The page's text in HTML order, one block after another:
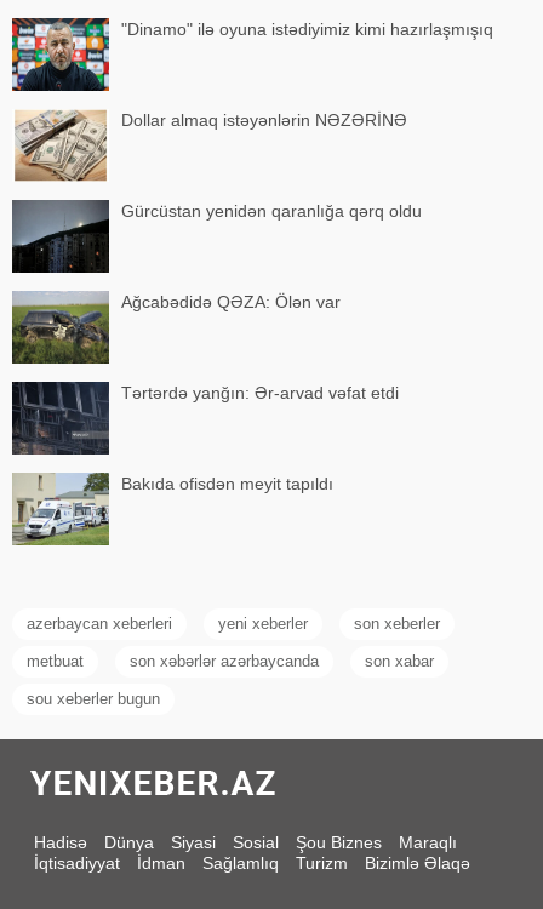
"Dinamo" ilə oyuna istədiyimiz kimi hazırlaşmışıq
Dollar almaq istəyənlərin NƏZƏRİNƏ
Gürcüstan yenidən qaranlığa qərq oldu
Ağcabədidə QƏZA: Ölən var
Tərtərdə yanğın: Ər-arvad vəfat etdi
Bakıda ofisdən meyit tapıldı
azerbaycan xeberleri yeni xeberler son xeberler
metbuat son xəbərlər azərbaycanda son xabar
sou xeberler bugun
Hadisə Dünya Siyasi Sosial Şou Biznes
Maraqlı
İqtisadiyyat
İdman Sağlamlıq Turizm Bizimlə Əlaqə